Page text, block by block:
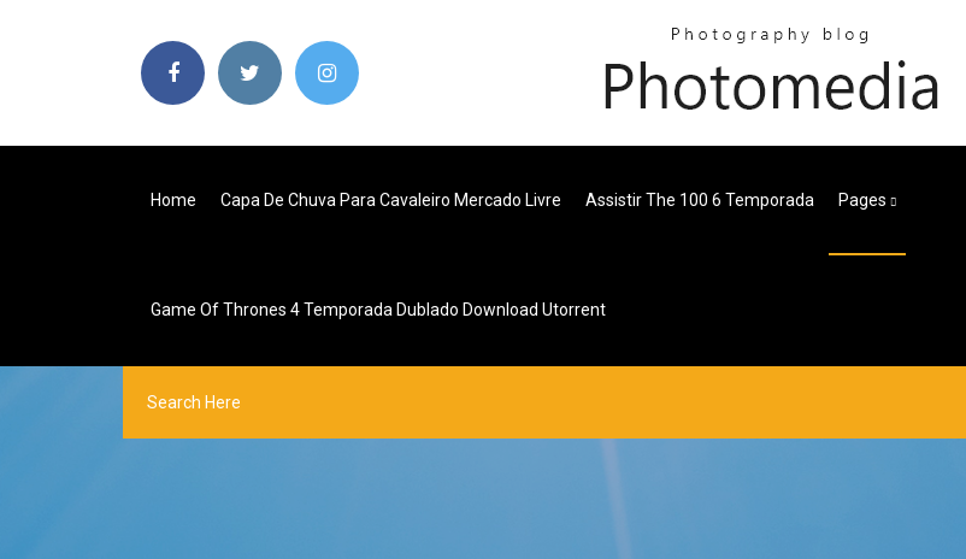
Home Capa De Chuva Para Cavaleiro Mercado Livre Assistir The 100 6 Temporada Pages
Game Of Thrones 4 Temporada Dublado Download Utorrent